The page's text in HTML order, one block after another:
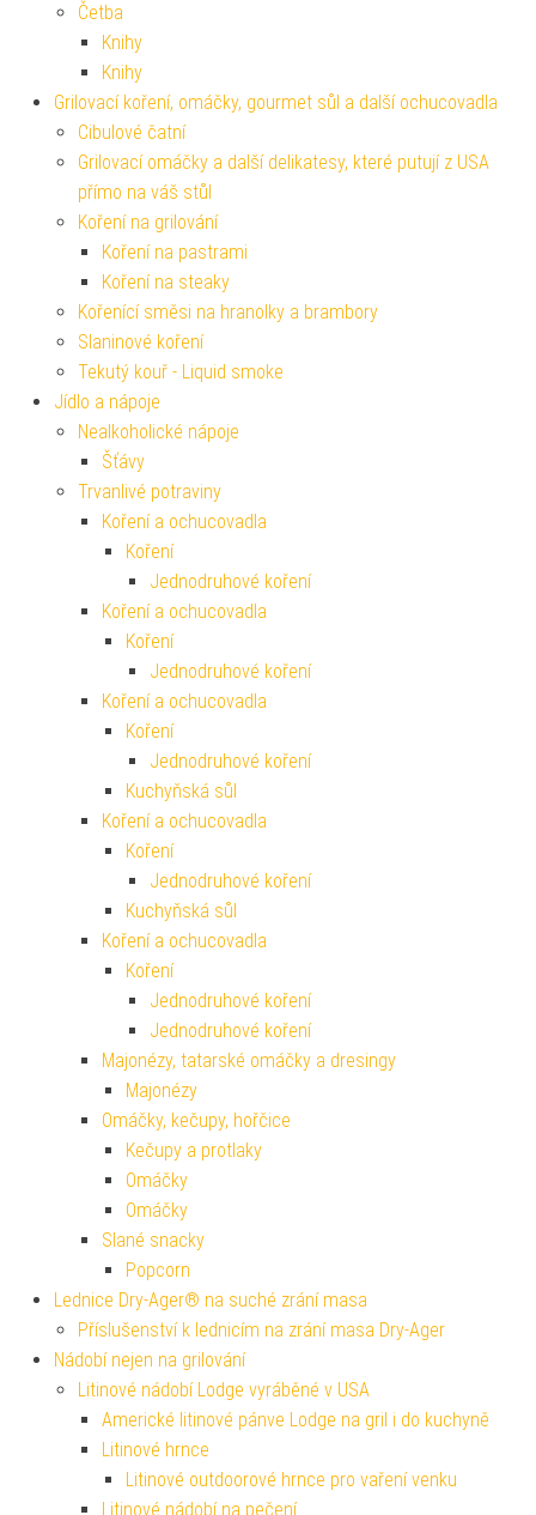
Četba
Knihy
Knihy
Grilovací koření, omáčky, gourmet sůl a další ochucovadla
Cibulové čatní
Grilovací omáčky a další delikatesy, které putují z USA
přímo na váš stůl
Koření na grilování
Koření na pastrami
Koření na steaky
Kořenící směsi na hranolky a brambory
Slaninové koření
Tekutý kouř - Liquid smoke
Jídlo a nápoje
Nealkoholické nápoje
Šťávy
Trvanlivé potraviny
Koření a ochucovadla
Koření
Jednodruhové koření
Koření a ochucovadla
Koření
Jednodruhové koření
Koření a ochucovadla
Koření
Jednodruhové koření
Kuchyňská sůl
Koření a ochucovadla
Koření
Jednodruhové koření
Kuchyňská sůl
Koření a ochucovadla
Koření
Jednodruhové koření
Jednodruhové koření
Majonézy, tatarské omáčky a dresingy
Majonézy
Omáčky, kečupy, hořčice
Kečupy a protlaky
Omáčky
Omáčky
Slané snacky
Popcorn
Lednice Dry-Ager® na suché zrání masa
Příslušenství k lednicím na zrání masa Dry-Ager
Nádobí nejen na grilování
Litinové nádobí Lodge vyráběné v USA
Americké litinové pánve Lodge na gril i do kuchyně
Litinové hrnce
Litinové outdoorové hrnce pro vaření venku
Litinové nádobí na pečení